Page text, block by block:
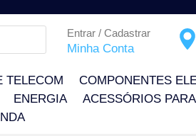
Entrar / Cadastrar
Minha Conta
TELECOM COMPONENTES
ENERGIA
ACESSÓRIOS